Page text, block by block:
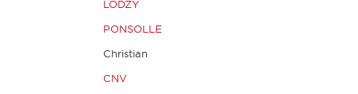
LODZY
PONSOLLE
Christian
CNV